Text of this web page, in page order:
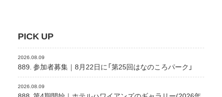
PICK UP
2026.08.09
889. 参加者募集｜8月22日に「第25回はなのころパーク」
2026.08.09